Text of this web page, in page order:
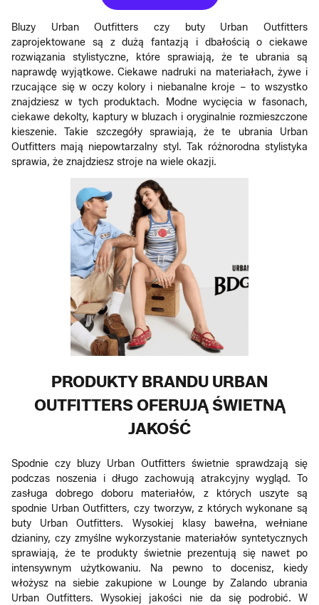
Bluzy Urban Outfitters czy buty Urban Outfitters
zaprojektowane są z dużą fantazją i dbałością o ciekawe
rozwiązania stylistyczne, które sprawiają, że te ubrania są
naprawdę wyjątkowe. Ciekawe nadruki na materiałach, żywe i
rzucające się w oczy kolory i niebanalne kroje – to wszystko
znajdziesz w tych produktach. Modne wycięcia w fasonach,
ciekawe dekolty, kaptury w bluzach i oryginalnie rozmieszczone
kieszenie. Takie szczegóły sprawiają, że te ubrania Urban
Outfitters mają niepowtarzalny styl. Tak różnorodna stylistyka
sprawia, że znajdziesz stroje na wiele okazji.
PRODUKTY BRANDU URBAN
OUTFITTERS OFERUJĄ ŚWIETNĄ
JAKOŚĆ
Spodnie czy bluzy Urban Outfitters świetnie sprawdzają się
podczas noszenia i długo zachowują atrakcyjny wygląd. To
zasługa dobrego doboru materiałów, z których uszyte są
spodnie Urban Outfitters, czy tworzyw, z których wykonane są
buty Urban Outfitters. Wysokiej klasy bawełna, wełniane
dzianiny, czy zmyślne wykorzystanie materiałów syntetycznych
sprawiają, że te produkty świetnie prezentują się nawet po
intensywnym użytkowaniu. Na pewno to docenisz, kiedy
włożysz na siebie zakupione w Lounge by Zalando ubrania
Urban Outfitters. Wysokiej jakości nie da się podrobić. W